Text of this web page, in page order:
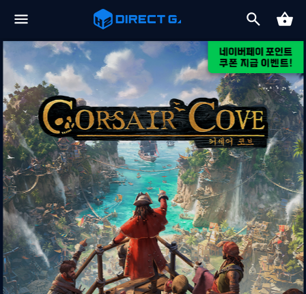
2026-08-06 [드래곤즈 도그마 2: 다크 어리즌 한국어판] 예약판매 안내
2026-08-06 일부 금융기관 점검으로 인한 결제 시스템 이용 제한 안내